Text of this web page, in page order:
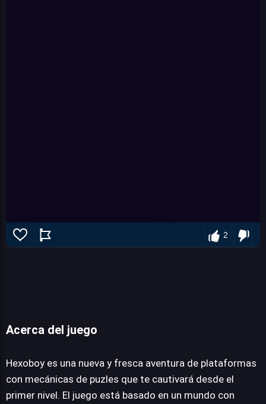
JUEGALO AHORA
2
Acerca del juego
Hexoboy es una nueva y fresca aventura de plataformas
con mecánicas de puzles que te cautivará desde el
primer nivel. El juego está basado en un mundo con